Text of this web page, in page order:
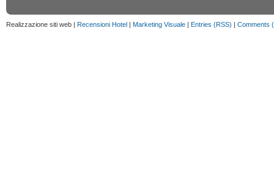
Realizzazione siti web | Recensioni Hotel | Marketing Visuale | Entries (RSS) | Comments